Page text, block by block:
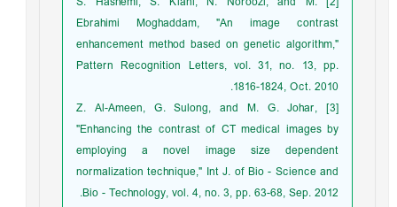
Ebrahimi Moghaddam, "An image contrast
enhancement method based on genetic algorithm,"
Pattern Recognition Letters, vol. 31, no. 13, pp.
1816-1824, Oct. 2010.
[3] Z. Al-Ameen, G. Sulong, and M. G. Johar,
"Enhancing the contrast of CT medical images by
employing a novel image size dependent
normalization technique," Int J. of Bio - Science and
Bio - Technology, vol. 4, no. 3, pp. 63-68, Sep. 2012.